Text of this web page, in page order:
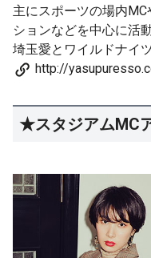
主にスポーツの場内
ションなどを中心に活動
埼玉愛とワイルドナイ
http://
★スタジアムMC